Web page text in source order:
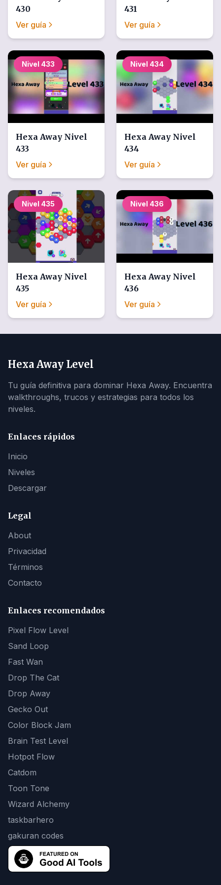
430
Ver guía
431
Ver guía
Nivel 433
Hexa Away Nivel
433
Ver guía
Nivel 434
Hexa Away Nivel
434
Ver guía
Nivel 435
Hexa Away Nivel
435
Ver guía
Nivel 436
Hexa Away Nivel
436
Ver guía
Hexa Away Level
Tu guía definitiva para dominar Hexa Away. Encuentra
walkthroughs, trucos y estrategias para todos los
niveles.
Enlaces rápidos
Inicio
Niveles
Descargar
Legal
About
Privacidad
Términos
Contacto
Enlaces recomendados
Pixel Flow Level
Sand Loop
Fast Wan
Drop The Cat
Drop Away
Gecko Out
Color Block Jam
Brain Test Level
Hotpot Flow
Catdom
Toon Tone
Wizard Alchemy
taskbarhero
gakuran codes